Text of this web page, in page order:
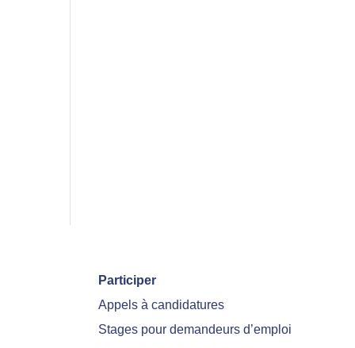
Participer
Appels à candidatures
Stages pour demandeurs d’emploi